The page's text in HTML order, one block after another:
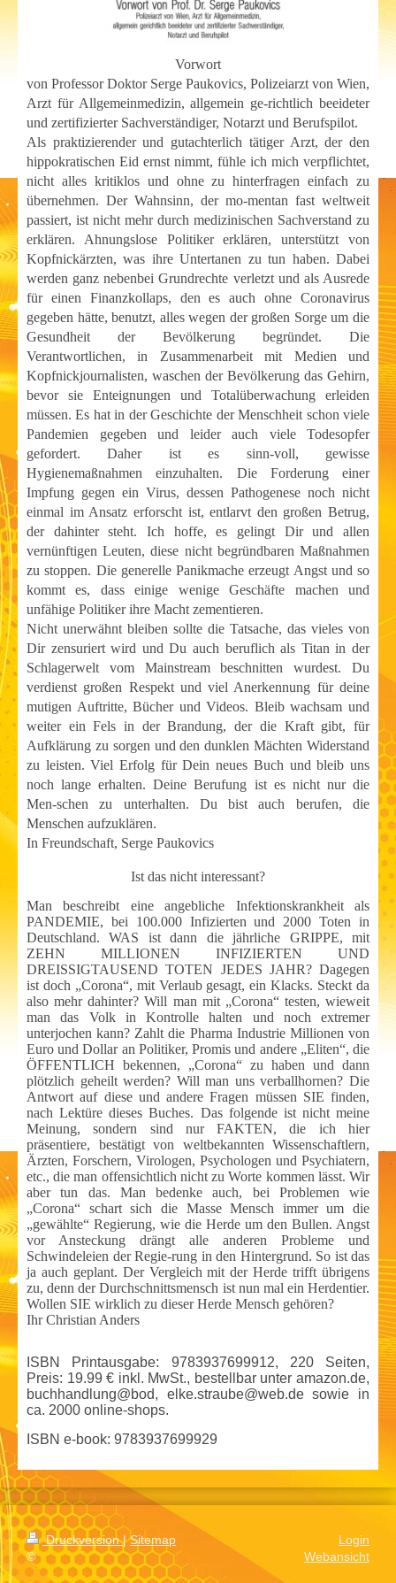
Vorwort
von Professor Doktor Serge Paukovics, Polizeiarzt von Wien,
Arzt für Allgemeinmedizin, allgemein ge-richtlich beeideter
und zertifizierter Sachverständiger, Notarzt und Berufspilot.
Als praktizierender und gutachterlich tätiger Arzt, der den
hippokratischen Eid ernst nimmt, fühle ich mich verpflichtet,
nicht alles kritiklos und ohne zu hinterfragen einfach zu
übernehmen. Der Wahnsinn, der mo-mentan fast weltweit
passiert, ist nicht mehr durch medizinischen Sachverstand zu
erklären. Ahnungslose Politiker erklären, unterstützt von
Kopfnickärzten, was ihre Untertanen zu tun haben. Dabei
werden ganz nebenbei Grundrechte verletzt und als Ausrede
für einen Finanzkollaps, den es auch ohne Coronavirus
gegeben hätte, benutzt, alles wegen der großen Sorge um die
Gesundheit der Bevölkerung begründet. Die
Verantwortlichen, in Zusammenarbeit mit Medien und
Kopfnickjournalisten, waschen der Bevölkerung das Gehirn,
bevor sie Enteignungen und Totalüberwachung erleiden
müssen. Es hat in der Geschichte der Menschheit schon viele
Pandemien gegeben und leider auch viele Todesopfer
gefordert. Daher ist es sinn-voll, gewisse
Hygienemaßnahmen einzuhalten. Die Forderung einer
Impfung gegen ein Virus, dessen Pathogenese noch nicht
einmal im Ansatz erforscht ist, entlarvt den großen Betrug,
der dahinter steht. Ich hoffe, es gelingt Dir und allen
vernünftigen Leuten, diese nicht begründbaren Maßnahmen
zu stoppen. Die generelle Panikmache erzeugt Angst und so
kommt es, dass einige wenige Geschäfte machen und
unfähige Politiker ihre Macht zementieren.
Nicht unerwähnt bleiben sollte die Tatsache, das vieles von
Dir zensuriert wird und Du auch beruflich als Titan in der
Schlagerwelt vom Mainstream beschnitten wurdest. Du
verdienst großen Respekt und viel Anerkennung für deine
mutigen Auftritte, Bücher und Videos. Bleib wachsam und
weiter ein Fels in der Brandung, der die Kraft gibt, für
Aufklärung zu sorgen und den dunklen Mächten Widerstand
zu leisten. Viel Erfolg für Dein neues Buch und bleib uns
noch lange erhalten. Deine Berufung ist es nicht nur die
Men-schen zu unterhalten. Du bist auch berufen, die
Menschen aufzuklären.
In Freundschaft, Serge Paukovics
Ist das nicht interessant?
Man beschreibt eine angebliche Infektionskrankheit als
PANDEMIE, bei 100.000 Infizierten und 2000 Toten in
Deutschland. WAS ist dann die jährliche GRIPPE, mit
ZEHN MILLIONEN INFIZIERTEN UND
DREISSIGTAUSEND TOTEN JEDES JAHR? Dagegen
ist doch „Corona“, mit Verlaub gesagt, ein Klacks. Steckt da
also mehr dahinter? Will man mit „Corona“ testen, wieweit
man das Volk in Kontrolle halten und noch extremer
unterjochen kann? Zahlt die Pharma Industrie Millionen von
Euro und Dollar an Politiker, Promis und andere „Eliten“, die
ÖFFENTLICH bekennen, „Corona“ zu haben und dann
plötzlich geheilt werden? Will man uns verballhornen? Die
Antwort auf diese und andere Fragen müssen SIE finden,
nach Lektüre dieses Buches. Das folgende ist nicht meine
Meinung, sondern sind nur FAKTEN, die ich hier
präsentiere, bestätigt von weltbekannten Wissenschaftlern,
Ärzten, Forschern, Virologen, Psychologen und Psychiatern,
etc., die man offensichtlich nicht zu Worte kommen lässt. Wir
aber tun das. Man bedenke auch, bei Problemen wie
„Corona“ schart sich die Masse Mensch immer um die
„gewählte“ Regierung, wie die Herde um den Bullen. Angst
vor Ansteckung drängt alle anderen Probleme und
Schwindeleien der Regie-rung in den Hintergrund. So ist das
ja auch geplant. Der Vergleich mit der Herde trifft übrigens
zu, denn der Durchschnittsmensch ist nun mal ein Herdentier.
Wollen SIE wirklich zu dieser Herde Mensch gehören?
Ihr Christian Anders
ISBN Printausgabe: 9783937699912, 220 Seiten,
Preis: 19.99 € inkl. MwSt., bestellbar unter amazon.de,
buchhandlung@bod, elke.straube@web.de sowie in
ca. 2000 online-shops.
ISBN e-book: 9783937699929
Druckversion| Sitemap
©
Login
Webansicht